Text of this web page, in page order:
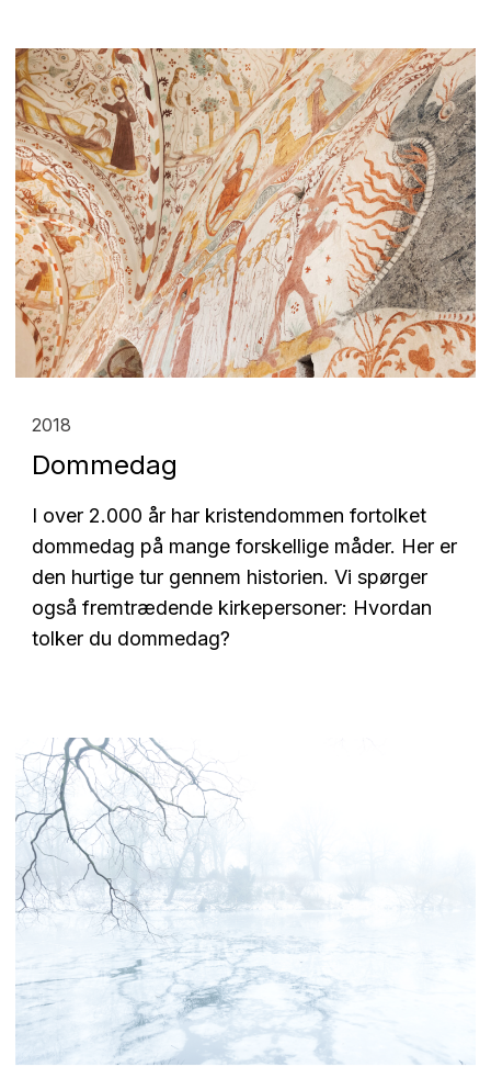
2018
Dommedag
I over 2.000 år har kristendommen fortolket
dommedag på mange forskellige måder. Her er
den hurtige tur gennem historien. Vi spørger
også fremtrædende kirkepersoner: Hvordan
tolker du dommedag?